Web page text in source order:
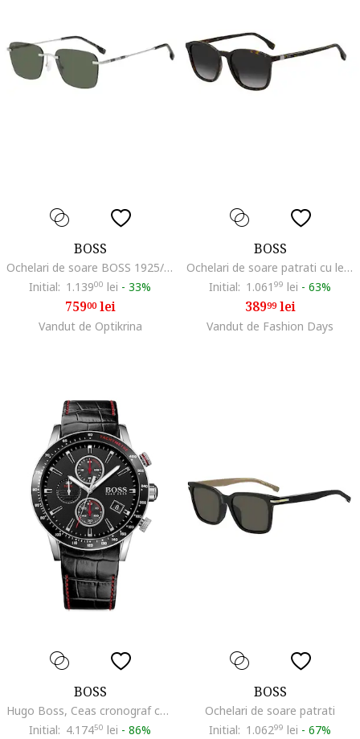
BOSS
Ochelari de soare BOSS 1925/F/S CTL/QT 57, 57 mm, Gri
Initial: 1.13900 lei - 33%
75900lei
Vandut de Optikrina
BOSS
Ochelari de soare patrati cu lentile in degrade
Initial: 1.061 99 lei - 63%
38999lei
Vandut de Fashion Days
BOSS
Hugo Boss, Ceas cronograf cu o curea de piele, Negru
Initial: 4.17450 lei - 86%
BOSS
Ochelari de soare patrati
Initial: 1.06299 lei - 67%